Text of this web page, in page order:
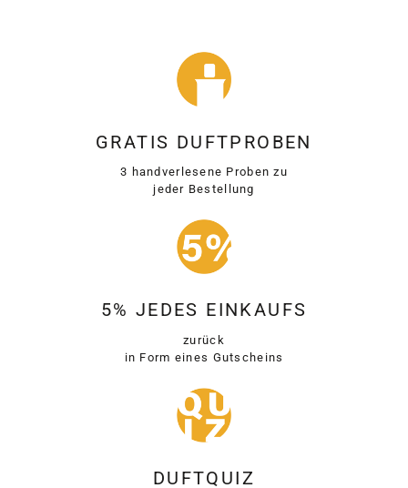
GRATIS DUFTPROBEN
3 handverlesene Proben zu
jeder Bestellung
5% JEDES EINKAUFS
zurück
in Form eines Gutscheins
DUFTQUIZ